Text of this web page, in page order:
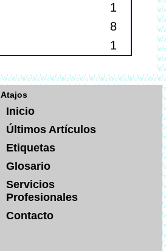
1
8
1
Atajos
Inicio
Últimos Artículos
Etiquetas
Glosario
Servicios
Profesionales
Contacto